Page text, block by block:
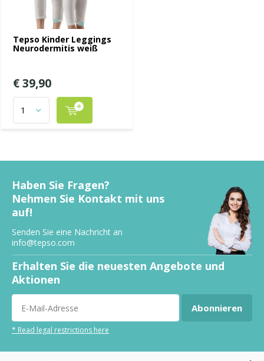
Tepso Kinder Leggings
Neurodermitis weiß
€ 39,90
Haben Sie Fragen?
Nehmen Sie Kontakt mit uns
auf!
Senden Sie eine Nachricht an
info@tepso.com
Erhalten Sie die neuesten Angebote und
Aktionen
Abonnieren
* Read legal restrictions here